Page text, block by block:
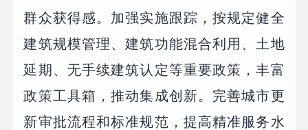
群众获得感。加强实施跟踪，按规定健全
建筑规模管理、建筑功能混合利用、土地
延期、无手续建筑认定等重要政策，丰富
政策工具箱，推动集成创新。完善城市更
新审批流程和标准规范，提高精准服务水